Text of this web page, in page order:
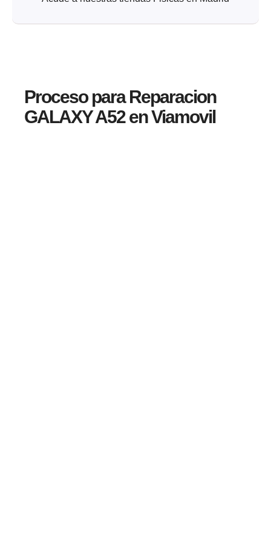
Proceso para Reparacion
GALAXY A52 en Viamovil